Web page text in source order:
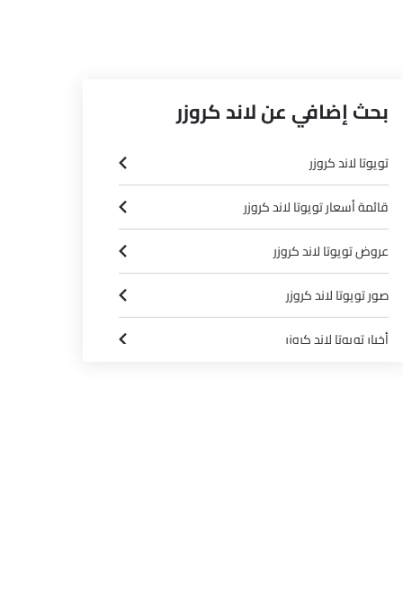
بحث إضافي عن لاند كروزر
تويوتا لاند كروزر
قائمة أسعار تويوتا لاند كروزر
عروض تويوتا لاند كروزر
صور تويوتا لاند كروزر
أخبار تويوتا لاند كروزر